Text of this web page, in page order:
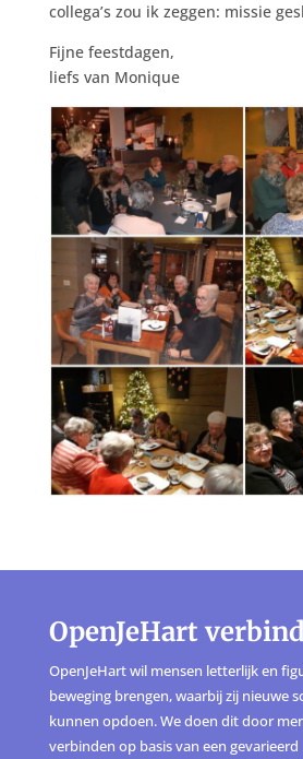
collega’s zou ik zeggen: missie
Fijne feestdagen,
liefs van Monique
OpenJeHart
OpenJeHart wil mensen letterlijk en
beweging brengen, waarbij zij nieuwe
kunnen opdoen. We doen dit door
verbinden op basis van een gevarieerd